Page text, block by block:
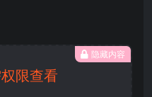
隐藏内容
限查看